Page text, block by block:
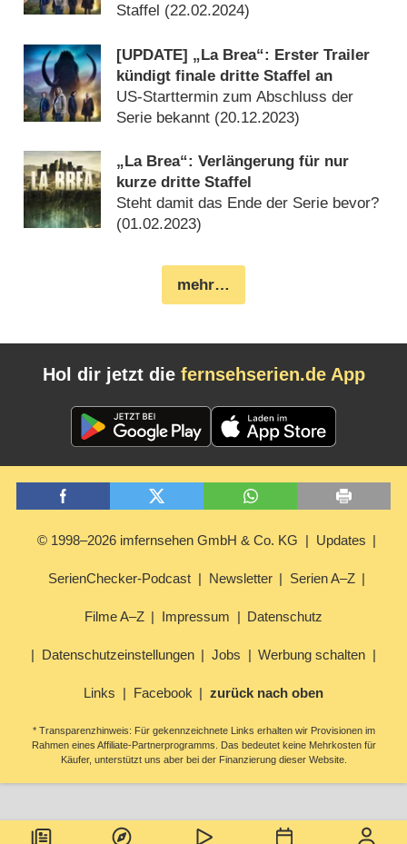
Staffel (22.02.2024)
[UPDATE] „La Brea“: Erster Trailer
kündigt finale dritte Staffel an
US-Starttermin zum Abschluss der
Serie bekannt (20.12.2023)
„La Brea“: Verlängerung für nur
kurze dritte Staffel
Steht damit das Ende der Serie bevor?
(01.02.2023)
mehr…
Hol dir jetzt die fernsehserien.de App
© 1998–2026 imfernsehen GmbH & Co. KG Updates
SerienChecker-Podcast Newsletter Serien A–Z
Filme A–Z Impressum Datenschutz
Datenschutzeinstellungen Jobs Werbung schalten
Links Facebook zurück nach oben
* Transparenzhinweis: Für gekennzeichnete Links erhalten wir Provisionen im
Rahmen eines Affiliate-Partnerprogramms. Das bedeutet keine Mehrkosten für
Käufer, unterstützt uns aber bei der Finanzierung dieser Website.